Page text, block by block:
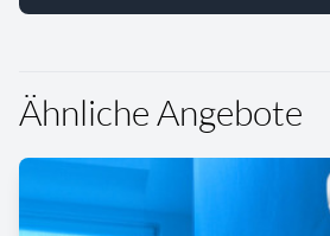
Ähnliche Angebote